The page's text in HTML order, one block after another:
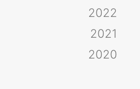
2022
2021
2020